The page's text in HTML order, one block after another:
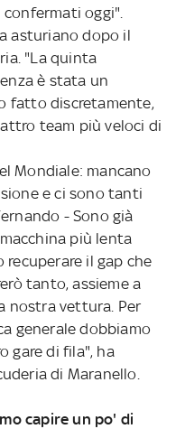
oggi".
asturiano dopo il
"La quinta
è stata un
fatto discretamente,
team più veloci di
Mondiale: mancano
e ci sono tanti
- Sono già
più lenta
il gap che
tanto, assieme a
nostra vettura. Per
generale dobbiamo
gare di fila", ha
di Maranello.
capire un po' di